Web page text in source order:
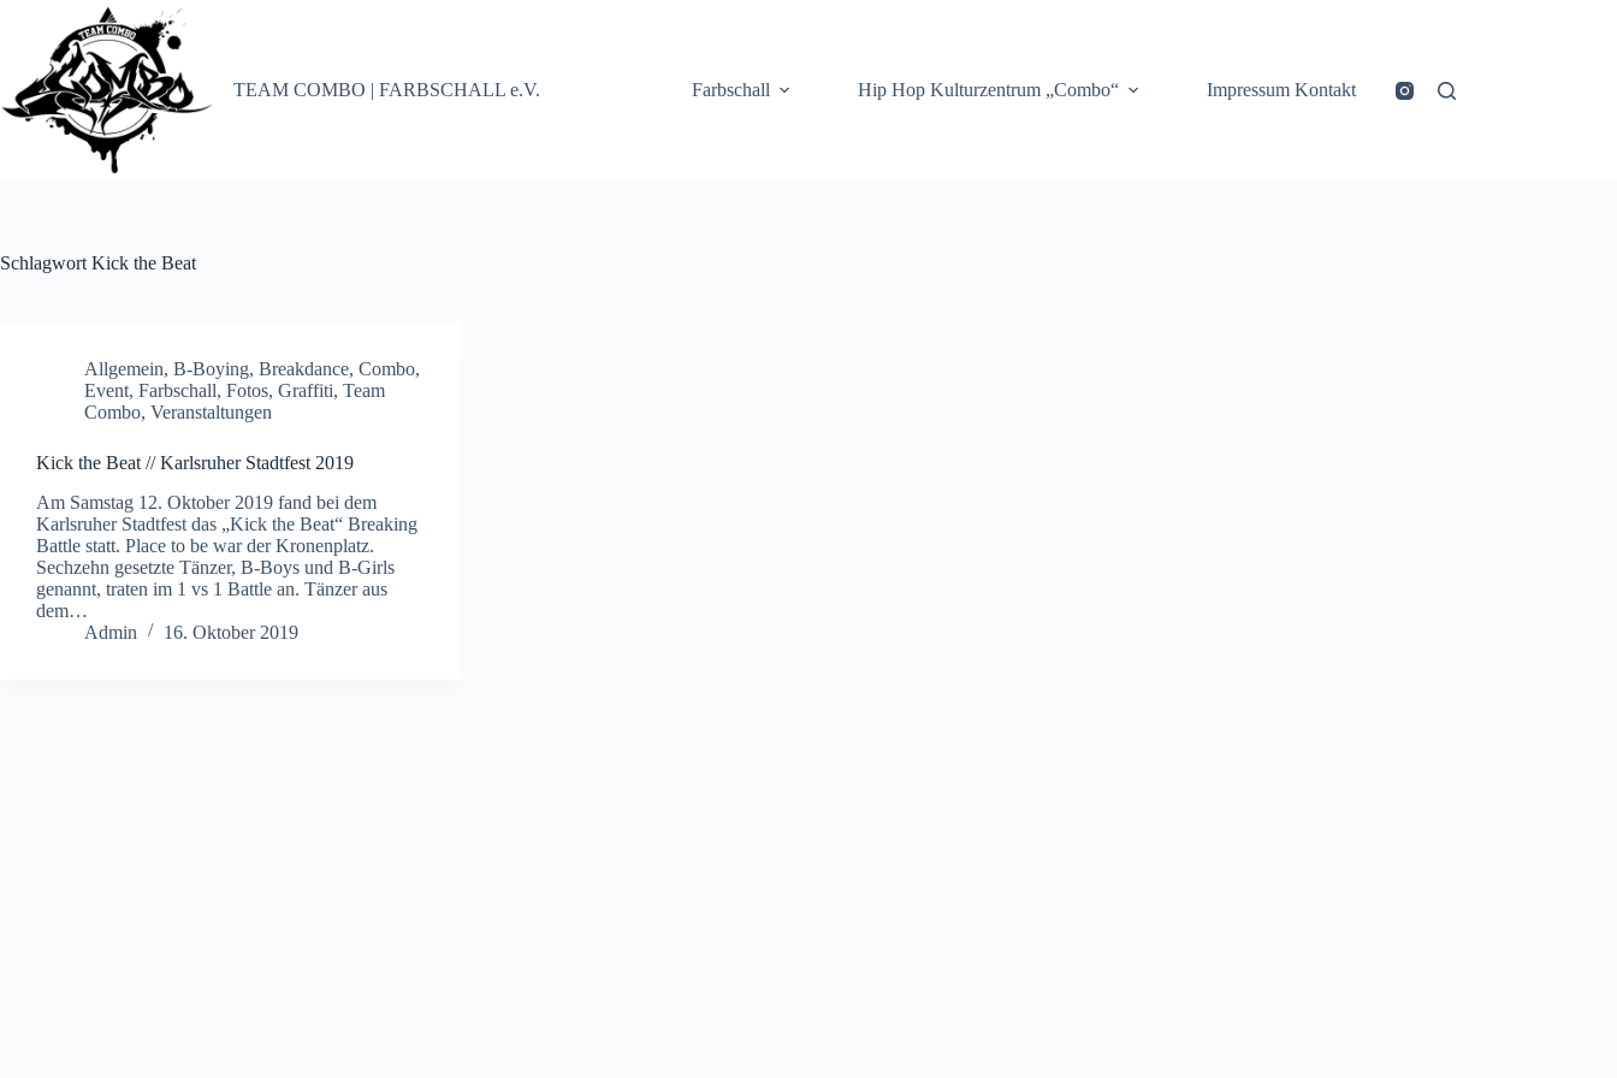
springen
TEAM COMBO | FARBSCHALL e.V.
Farbschall Hip Hop Kulturzentrum „Combo“ Impressum Kontakt
Schlagwort Kick the Beat
Allgemein, B-Boying, Breakdance, Combo,
Event, Farbschall, Fotos, Graffiti, Team
Combo, Veranstaltungen
Kick the Beat // Karlsruher Stadtfest 2019
Am Samstag 12. Oktober 2019 fand bei dem
Karlsruher Stadtfest das „Kick the Beat“ Breaking
Battle statt. Place to be war der Kronenplatz.
Sechzehn gesetzte Tänzer, B-Boys und B-Girls
genannt, traten im 1 vs 1 Battle an. Tänzer aus
dem…
Admin
16. Oktober 2019